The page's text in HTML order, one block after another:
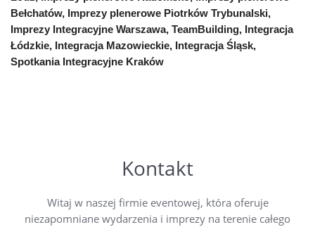
Bełchatów, Imprezy plenerowe Piotrków Trybunalski,
Imprezy Integracyjne Warszawa, TeamBuilding, Integracja
Łódzkie, Integracja Mazowieckie, Integracja Śląsk,
Spotkania Integracyjne Kraków
Kontakt
Witaj w naszej firmie eventowej, która oferuje
niezapomniane wydarzenia i imprezy na terenie całego